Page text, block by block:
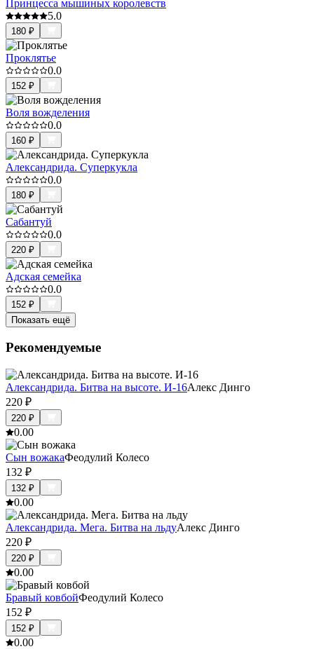
Принцесса мышиных королевств
5.0
180 ₽
Проклятье
0.0
152 ₽
Воля вожделения
0.0
160 ₽
Александрида. Суперкукла
0.0
180 ₽
Сабантуй
0.0
220 ₽
Адская семейка
0.0
152 ₽
Показать ещё
Рекомендуемые
Александрида. Битва на высоте. И-16Алекс Динго
220 ₽
220 ₽
0.00
Сын вожакаФеодулий Колесо
132 ₽
132 ₽
0.00
Александрида. Мега. Битва на льдуАлекс Динго
220 ₽
220 ₽
0.00
Бравый ковбойФеодулий Колесо
152 ₽
152 ₽
0.00